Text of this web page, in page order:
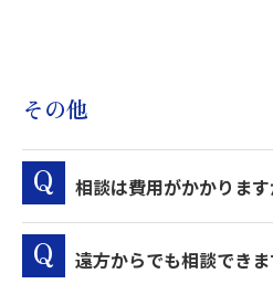
その他
相談は費用がかかります
遠方からでも相談できま